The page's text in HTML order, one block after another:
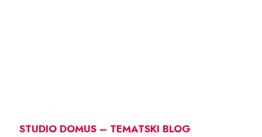
STUDIO DOMUS – TEMATSKI BLOG